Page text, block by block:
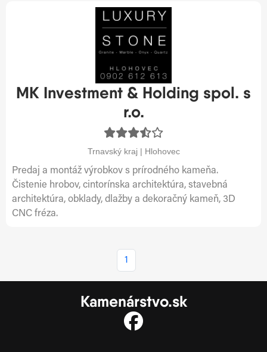
MK Investment & Holding spol. s
r.o.
Trnavský kraj | Hlohovec
Predaj a montáž výrobkov s prírodného kameňa.
Čistenie hrobov, cintorínska architektúra, stavebná
architektúra, obklady, dlažby a dekoračný kameň, 3D
CNC fréza.
1
Kamenárstvo.sk